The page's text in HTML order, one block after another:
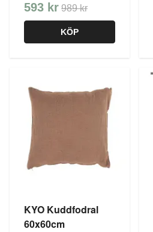
593 kr 989 kr
KÖP
KYO Kuddfodral
60x60cm